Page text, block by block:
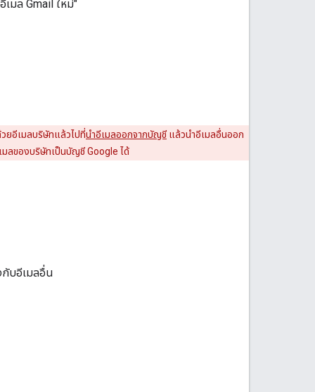
มล Gmail ใหม่"
ยอีเมลบริษัทแล้วไปที่นําอีเมลออกจากบัญชี แล้วนําอีเมลอื่นออก
มลของบริษัทเป็นบัญชี Google ได้
กับอีเมลอื่น